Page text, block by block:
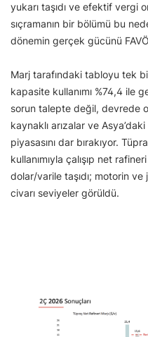
yukarı taşıdı ve efektif vergi
sıçramanın bir bölümü bu
dönemin gerçek gücünü
Marj tarafındaki tabloyu tek
kapasite kullanımı %74,4 ile
sorun talepte değil, devrede
kaynaklı arızalar ve
piyasasını dar bırakıyor.
kullanımıyla çalışıp net
dolar/varile taşıdı; motorin ve
civarı seviyeler görüldü.